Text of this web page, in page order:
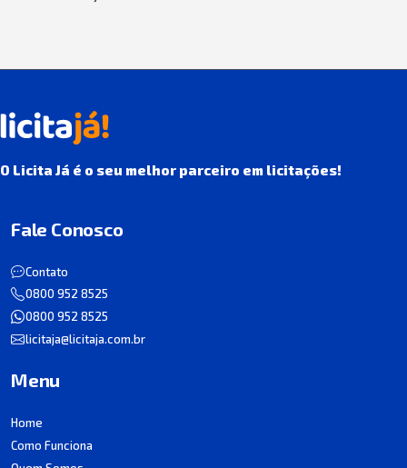
O Licita Já é o seu melhor parceiro em licitações!
Fale Conosco
Contato
0800 952 8525
0800 952 8525
licitaja@licitaja.com.br
Menu
Home
Como Funciona